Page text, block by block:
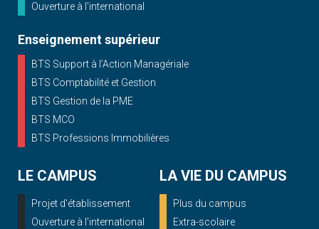
Ouverture à l'international
Enseignement supérieur
BTS Support à l’Action Managériale
BTS Comptabilité et Gestion
BTS Gestion de la PME
BTS MCO
BTS Professions Immobilières
LE CAMPUS
Projet d'établissement
Ouverture à l'international
LA VIE DU CAMPUS
Plus du campus
Extra-scolaire